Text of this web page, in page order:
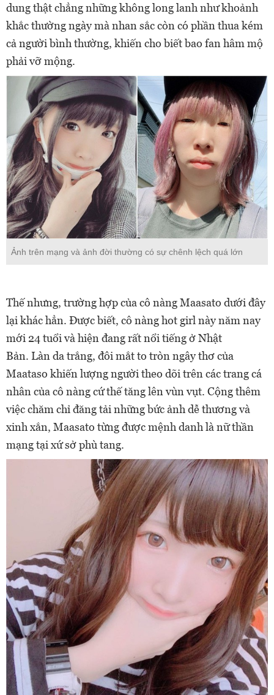
dung thật chẳng những không long lanh như khoảnh
khắc thường ngày mà nhan sắc còn có phần thua kém
cả người bình thường, khiến cho biết bao fan hâm mộ
phải vỡ mộng.
Ảnh trên mạng và ảnh đời thường có sự chênh lệch quá lớn
Thế nhưng, trường hợp của cô nàng Maasato dưới đây
lại khác hẳn. Được biết, cô nàng hot girl này năm nay
mới 24 tuổi và hiện đang rất nổi tiếng ở Nhật
Bản. Làn da trắng, đôi mắt to tròn ngây thơ của
Maataso khiến lượng người theo dõi trên các trang cá
nhân của cô nàng cứ thế tăng lên vùn vụt. Cộng thêm
việc chăm chỉ đăng tải những bức ảnh dễ thương và
xinh xắn, Maasato từng được mệnh danh là nữ thần
mạng tại xứ sở phù tang.